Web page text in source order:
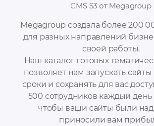
Megagroup создала более 200
для разных направлений
своей работы.
Наш каталог готовых
позволяет нам запускать
сроки и сохранять для вас
500 сотрудников каждый день
чтобы ваши сайты были
приносили вам
CMS S3 от Megagroup